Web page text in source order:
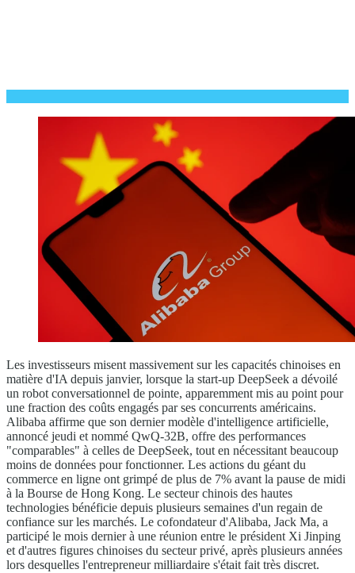
Les investisseurs misent massivement sur les capacités chinoises en
matière d'IA depuis janvier, lorsque la start-up DeepSeek a dévoilé
un robot conversationnel de pointe, apparemment mis au point pour
une fraction des coûts engagés par ses concurrents américains.
Alibaba affirme que son dernier modèle d'intelligence artificielle,
annoncé jeudi et nommé QwQ-32B, offre des performances
"comparables" à celles de DeepSeek, tout en nécessitant beaucoup
moins de données pour fonctionner. Les actions du géant du
commerce en ligne ont grimpé de plus de 7% avant la pause de midi
à la Bourse de Hong Kong. Le secteur chinois des hautes
technologies bénéficie depuis plusieurs semaines d'un regain de
confiance sur les marchés. Le cofondateur d'Alibaba, Jack Ma, a
participé le mois dernier à une réunion entre le président Xi Jinping
et d'autres figures chinoises du secteur privé, après plusieurs années
lors desquelles l'entrepreneur milliardaire s'était fait très discret.